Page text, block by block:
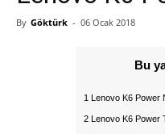
By Göktürk - 06 Ocak 2018
Bu
1 Lenovo K6 Power
2 Lenovo K6 Power